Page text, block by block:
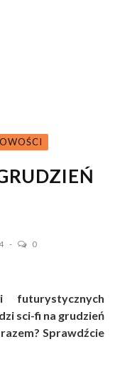
0
sci-fi na grudzień
Sprawdźcie